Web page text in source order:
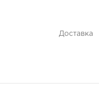
Доставка